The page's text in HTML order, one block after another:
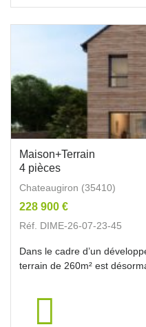
Maison+Terrain
4 pièces
Chateaugiron (35410)
228 900 €
Réf. DIME-26-07-23-45
Dans le cadre d’un
terrain de 260m² est